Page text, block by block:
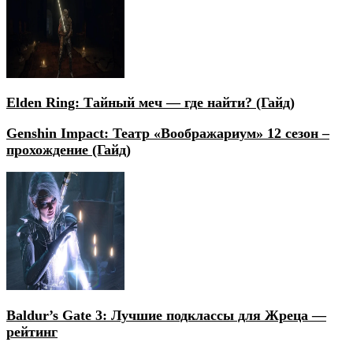
Elden Ring: Тайный меч — где найти? (Гайд)
Genshin Impact: Театр «Воображариум» 12 сезон –
прохождение (Гайд)
Baldur’s Gate 3: Лучшие подклассы для Жреца —
рейтинг